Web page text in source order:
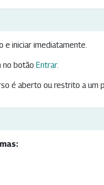
e iniciar imediatamente.
no botão Entrar.
é aberto ou restrito a um